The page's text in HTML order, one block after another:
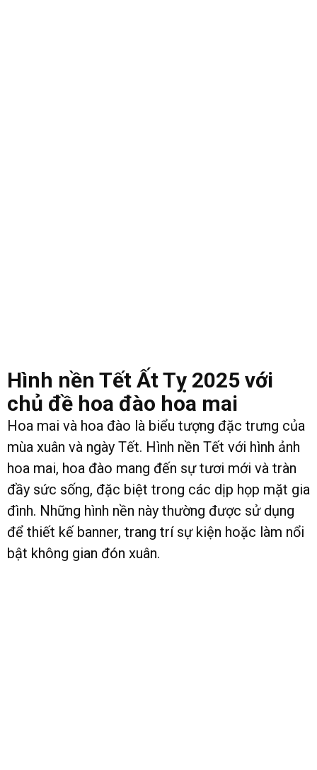
Hình nền Tết Ất Tỵ 2025 với
chủ đề hoa đào hoa mai
Hoa mai và hoa đào là biểu tượng đặc trưng của
mùa xuân và ngày Tết. Hình nền Tết với hình ảnh
hoa mai, hoa đào mang đến sự tươi mới và tràn
đầy sức sống, đặc biệt trong các dịp họp mặt gia
đình. Những hình nền này thường được sử dụng
để thiết kế banner, trang trí sự kiện hoặc làm nổi
bật không gian đón xuân.